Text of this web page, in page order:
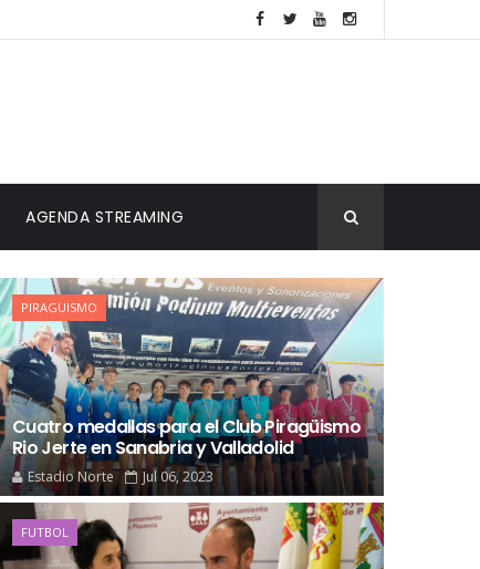
AGENDA STREAMING
PIRAGUISMO
Cuatro medallas para el Club Piragüismo
Rio Jerte en Sanabria y Valladolid
Estadio Norte Jul 06, 2023
FUTBOL